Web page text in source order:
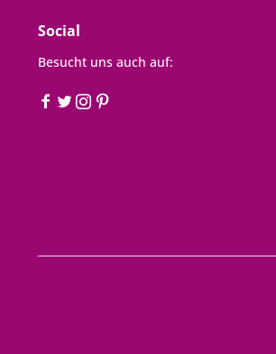
Social
Besucht uns auch auf: